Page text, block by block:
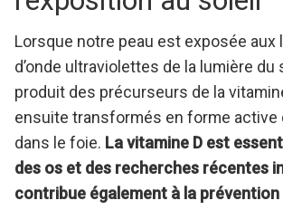
Lorsque notre peau est exposée aux
d’onde ultraviolettes de la lumière du
produit des précurseurs de la
ensuite transformés en forme active
dans le foie. La vitamine D est
des os et des recherches récentes
contribue également à la prévention